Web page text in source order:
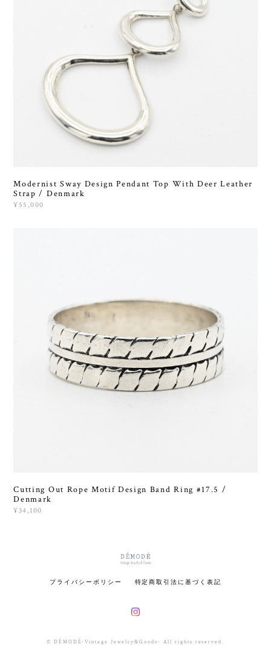
Modernist Sway Design Pendant Top With Deer Leather
Strap / Denmark
¥55,000
Cutting Out Rope Motif Design Band Ring #17.5 /
Denmark
¥34,100
プライバシーポリシー 特定商取引法に基づく表記
© DÉMODÉ-Vintage Jewelry&Goods- All rights reserved.